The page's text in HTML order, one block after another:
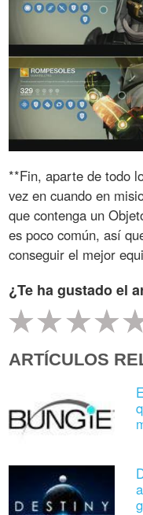
**Fin, aparte de todo
vez en cuando en
que contenga un
es poco común, así
conseguir el mejor
¿Te ha gustado el
ARTÍCULOS